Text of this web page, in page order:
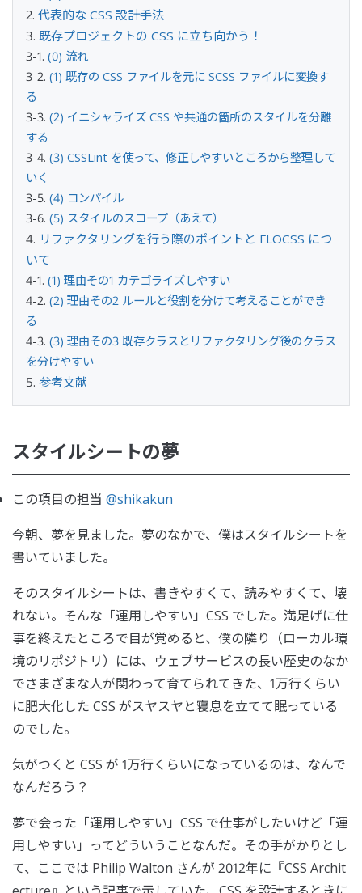
代表的な CSS 設計手法
既存プロジェクトの CSS に立ち向かう！
(0) 流れ
(1) 既存の CSS ファイルを元に SCSS ファイルに変換す
る
(2) イニシャライズ CSS や共通の箇所のスタイルを分離
する
(3) CSSLint を使って、修正しやすいところから整理して
いく
(4) コンパイル
(5) スタイルのスコープ（あえて）
リファクタリングを行う際のポイントと FLOCSS につ
いて
(1) 理由その1 カテゴライズしやすい
(2) 理由その2 ルールと役割を分けて考えることができ
る
(3) 理由その3 既存クラスとリファクタリング後のクラス
を分けやすい
参考文献
スタイルシートの夢
この項目の担当 @shikakun
今朝、夢を見ました。夢のなかで、僕はスタイルシートを
書いていました。
そのスタイルシートは、書きやすくて、読みやすくて、壊
れない。そんな「運用しやすい」CSS でした。満足げに仕
事を終えたところで目が覚めると、僕の隣り（ローカル環
境のリポジトリ）には、ウェブサービスの長い歴史のなか
でさまざまな人が関わって育てられてきた、1万行くらい
に肥大化した CSS がスヤスヤと寝息を立てて眠っている
のでした。
気がつくと CSS が 1万行くらいになっているのは、なんで
なんだろう？
夢で会った「運用しやすい」CSS で仕事がしたいけど「運
用しやすい」ってどういうことなんだ。その手がかりとし
て、ここでは Philip Walton さんが 2012年に『CSS Archit